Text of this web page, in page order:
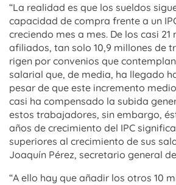
“La realidad es que los sueldos
capacidad de compra frente a un
creciendo mes a mes. De los casi 21
afiliados, tan solo 10,9 millones de
rigen por convenios que
salarial que, de media, ha llegado
pesar de que este incremento
casi ha compensado la subida
estos trabajadores, sin embargo,
años de crecimiento del IPC
superiores al crecimiento de sus
Joaquín Pérez, secretario general de
“A ello hay que añadir los otros 10